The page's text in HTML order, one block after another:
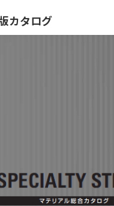
カタログ